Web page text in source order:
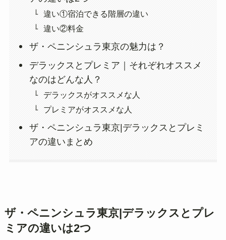
違い①宿泊できる階層の違い
違い②料金
ザ・ペニンシュラ東京の魅力は？
デラックスとプレミア｜それぞれオススメ
なのはどんな人？
デラックスがオススメな人
プレミアがオススメな人
ザ・ペニンシュラ東京|デラックスとプレミ
アの違いまとめ
ザ・ペニンシュラ東京|デラックスとプレ
ミアの違いは2つ